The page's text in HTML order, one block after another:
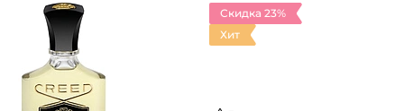
Скидка 23%
Хит